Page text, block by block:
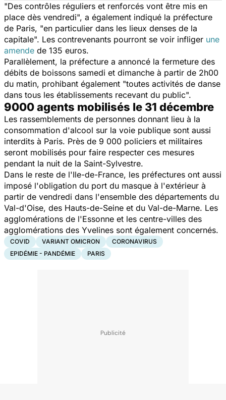
"Des contrôles réguliers et renforcés vont être mis en
place dès vendredi", a également indiqué la préfecture
de Paris, "en particulier dans les lieux denses de la
capitale". Les contrevenants pourront se voir infliger une
amende de 135 euros.
Parallèlement, la préfecture a annoncé la fermeture des
débits de boissons samedi et dimanche à partir de 2h00
du matin, prohibant également "toutes activités de danse
dans tous les établissements recevant du public".
9000 agents mobilisés le 31 décembre
Les rassemblements de personnes donnant lieu à la
consommation d'alcool sur la voie publique sont aussi
interdits à Paris. Près de 9 000 policiers et militaires
seront mobilisés pour faire respecter ces mesures
pendant la nuit de la Saint-Sylvestre.
Dans le reste de l'Ile-de-France, les préfectures ont aussi
imposé l'obligation du port du masque à l'extérieur à
partir de vendredi dans l'ensemble des départements du
Val-d'Oise, des Hauts-de-Seine et du Val-de-Marne. Les
agglomérations de l'Essonne et les centre-villes des
agglomérations des Yvelines sont également concernés.
COVID VARIANT OMICRON
CORONAVIRUS
EPIDÉMIE - PANDÉMIE
PARIS